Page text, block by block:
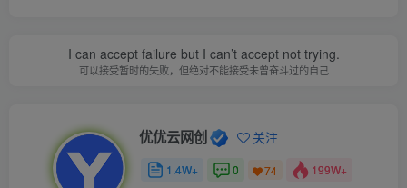
I can accept failure but I can’t accept not trying.
可以接受暂时的失败，但绝对不能接受未曾奋斗过的自己
优优云网创 关注
1.4W+ 0 74 199W+